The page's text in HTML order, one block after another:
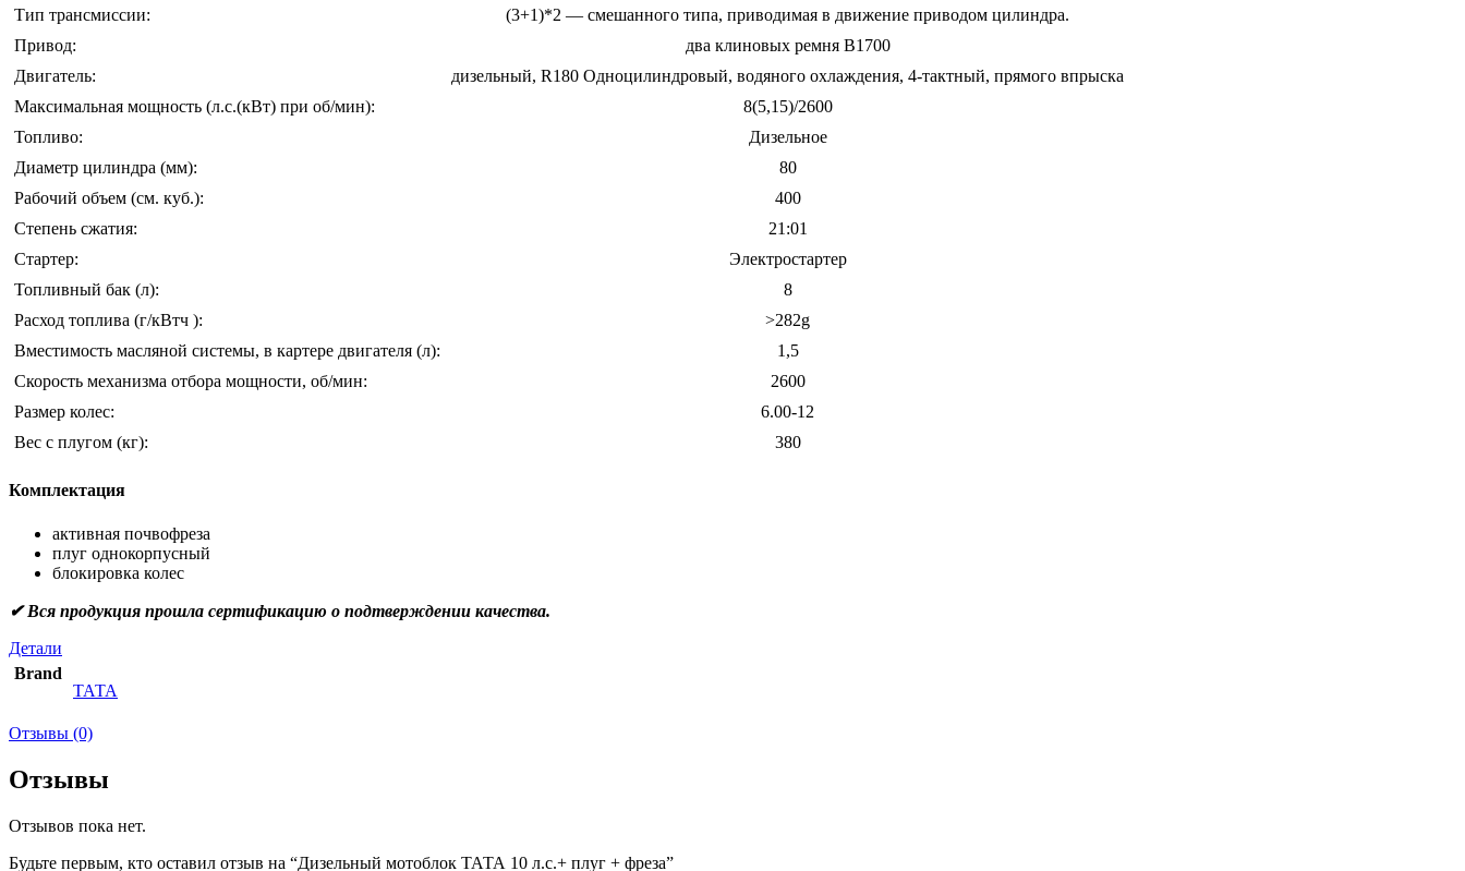
Тип трансмиссии:
(3+1)*2 — смешанного типа, приводимая в движение приводом цилиндра.
Привод:
два клиновых ремня В1700
Двигатель:
дизельный, R180 Одноцилиндровый, водяного охлаждения, 4-тактный, прямого впрыска
Максимальная мощность (л.с.(кВт) при об/мин):
8(5,15)/2600
Топливо:
Дизельное
Диаметр цилиндра (мм):
80
Рабочий объем (см. куб.):
400
Степень сжатия:
21:01
Стартер:
Электростартер
Топливный бак (л):
8
Расход топлива (г/кВтч ):
>282g
Вместимость масляной системы, в картере двигателя (л):
1,5
Скорость механизма отбора мощности, об/мин:
2600
Размер колес:
6.00-12
Вес с плугом (кг):
380
Комплектация
активная почвофреза
плуг однокорпусный
блокировка колес
✔ Вся продукция прошла сертификацию о подтверждении качества.
Детали
Brand
ТАТА
Отзывы (0)
Отзывы
Отзывов пока нет.
Будьте первым, кто оставил отзыв на “Дизельный мотоблок ТАТА 10 л.с.+ плуг + фреза”